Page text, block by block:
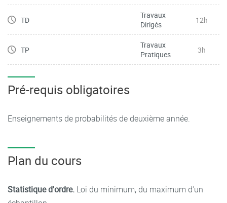
TD
Travaux
Dirigés
12h
TP
Travaux
Pratiques
3h
Pré-requis obligatoires
Enseignements de probabilités de deuxième année.
Plan du cours
Statistique d'ordre. Loi du minimum, du maximum d'un